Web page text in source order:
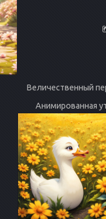
Величественный
Анимированная